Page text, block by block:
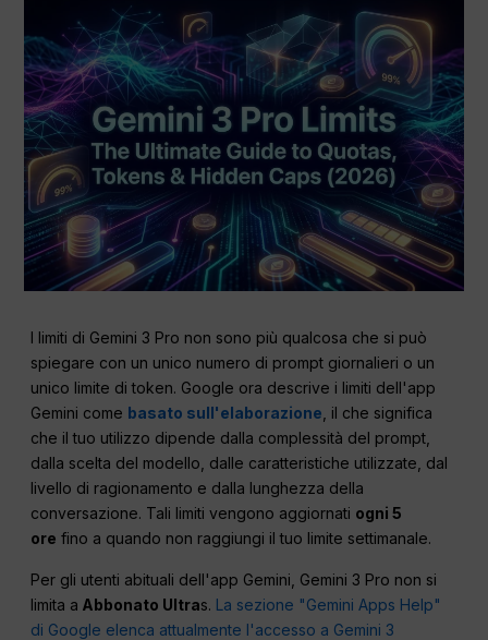
I limiti di Gemini 3 Pro non sono più qualcosa che si può
spiegare con un unico numero di prompt giornalieri o un
unico limite di token. Google ora descrive i limiti dell'app
Gemini come basato sull'elaborazione , il che significa
che il tuo utilizzo dipende dalla complessità del prompt,
dalla scelta del modello, dalle caratteristiche utilizzate, dal
livello di ragionamento e dalla lunghezza della
conversazione. Tali limiti vengono aggiornati ogni 5
ore fino a quando non raggiungi il tuo limite settimanale.
Per gli utenti abituali dell'app Gemini, Gemini 3 Pro non si
limita a Abbonato Ultras. La sezione "Gemini Apps Help"
di Google elenca attualmente l'accesso a Gemini 3